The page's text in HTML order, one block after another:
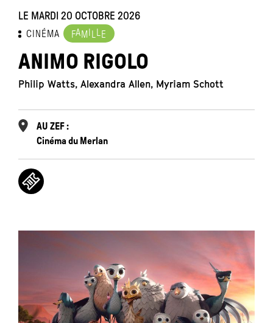
LE MARDI 20 OCTOBRE 2026
CINÉMA FAM E
ANIMO RIGOLO
Philip Watts, Alexandra Allen, Myriam Schott
AU ZEF :
Cinéma du Merlan